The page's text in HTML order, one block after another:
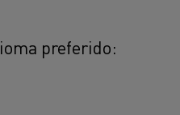
preferido: